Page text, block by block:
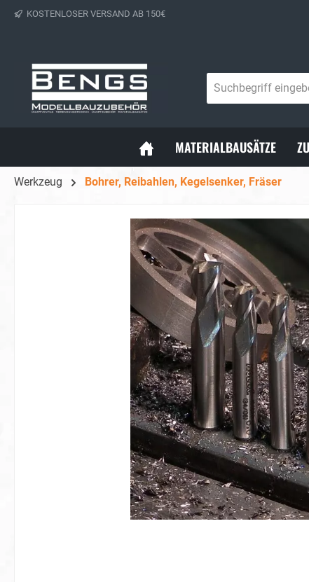
Zur Hauptnavigation springen
KOSTENLOSER VERSAND AB 150€
MATERIALBAUSÄTZE
Werkzeug Bohrer, Reibahlen, Kegelsenker, Fräser
Bildergalerie überspringen